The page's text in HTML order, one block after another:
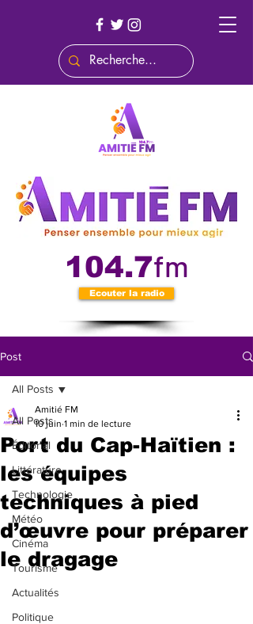
104.7fm
Ecouter la radio
Post
All Posts
Éditorial
Littérature
Technologie
Météo
Cinéma
Tourisme
Actualités
Politique
All Posts
Port du Cap-Haïtien :
les équipes
techniques à pied
d’œuvre pour préparer
le dragage
Amitié FM
10 juin 1 min de lecture